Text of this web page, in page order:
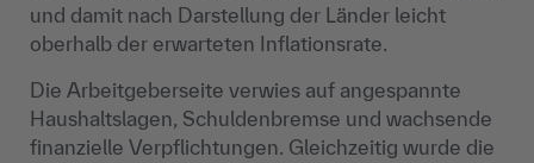
und damit nach Darstellung der Länder leicht
oberhalb der erwarteten Inflationsrate.
Die Arbeitgeberseite verwies auf angespannte
Haushaltslagen, Schuldenbremse und wachsende
finanzielle Verpflichtungen. Gleichzeitig wurde die